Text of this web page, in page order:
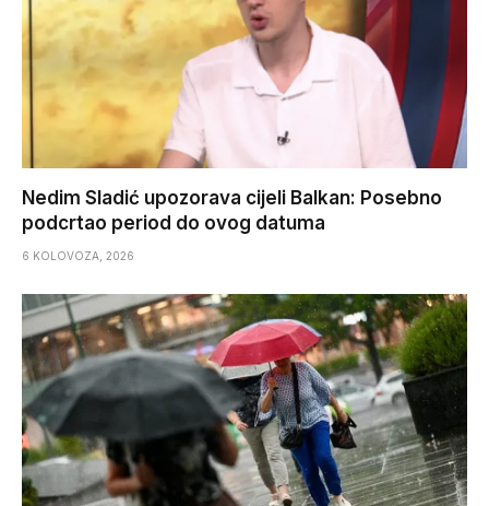
Nedim Sladić upozorava cijeli Balkan: Posebno
podcrtao period do ovog datuma
6 KOLOVOZA, 2026